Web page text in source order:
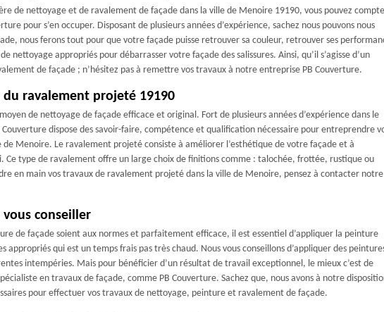
de nettoyage et de ravalement de façade dans la ville de Menoire 19190, vous pouvez
pour s’en occuper. Disposant de plusieurs années d’expérience, sachez nous pouvons nous
nous ferons tout pour que votre façade puisse retrouver sa couleur, retrouver ses
nettoyage appropriés pour débarrasser votre façade des salissures. Ainsi, qu’il s’agisse d’un
de façade ; n’hésitez pas à remettre vos travaux à notre entreprise PB Couverture.
du ravalement projeté 19190
de nettoyage de façade efficace et original. Fort de plusieurs années d’expérience dans le
dispose des savoir-faire, compétence et qualification nécessaire pour entreprendre
de Menoire. Le ravalement projeté consiste à améliorer l’esthétique de votre façade et à
Ce type de ravalement offre un large choix de finitions comme : talochée, frottée, rustique ou
en main vos travaux de ravalement projeté dans la ville de Menoire, pensez à contacter notre
conseiller
de façade soient aux normes et parfaitement efficace, il est essentiel d’appliquer la peinture
appropriés qui est un temps frais pas très chaud. Nous vous conseillons d’appliquer des
intempéries. Mais pour bénéficier d’un résultat de travail exceptionnel, le mieux c’est de
en travaux de façade, comme PB Couverture. Sachez que, nous avons à notre
pour effectuer vos travaux de nettoyage, peinture et ravalement de façade.